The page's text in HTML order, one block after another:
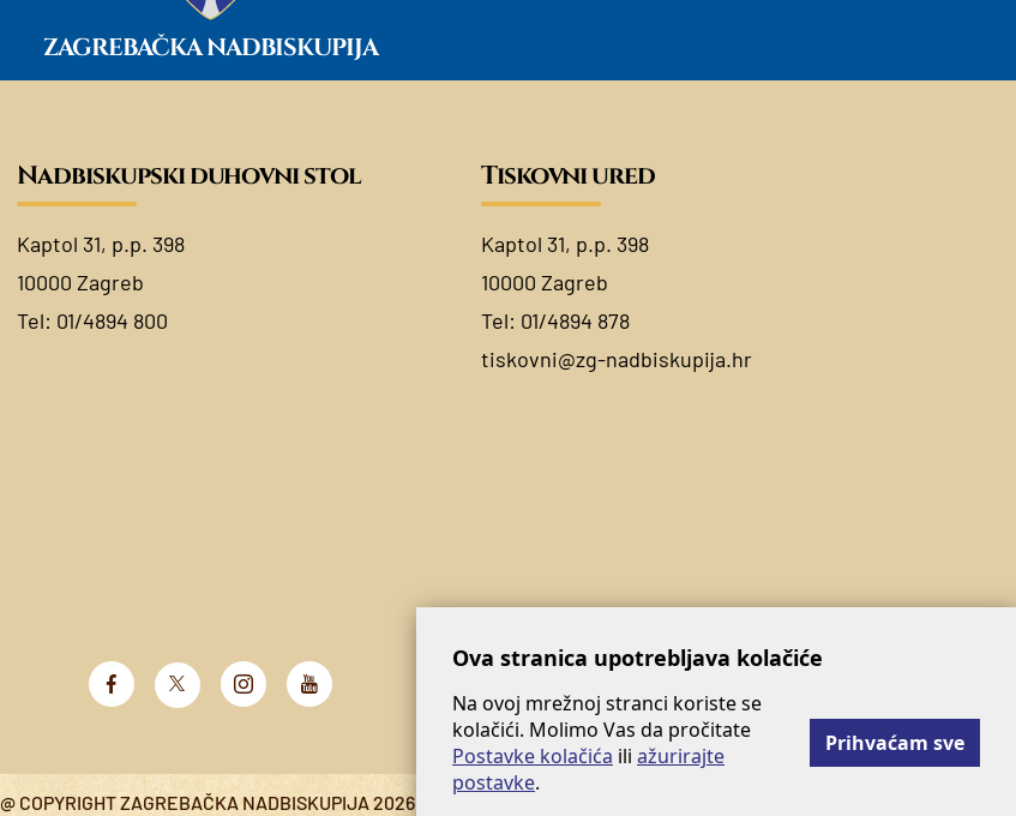
ZAGREBAČKA NADBISKUPIJA
Nadbiskupski duhovni stol
Kaptol 31, p.p. 398
10000 Zagreb
Tel: 01/4894 800
Tiskovni ured
Kaptol 31, p.p. 398
10000 Zagreb
Tel: 01/4894 878
tiskovni@zg-nadbiskupija.hr
@ COPYRIGHT ZAGREBAČKA NADBISKUPIJA 2026.
Ova stranica upotrebljava kolačiće
Na ovoj mrežnoj stranci koriste se
kolačići. Molimo Vas da pročitate
Postavke kolačića ili ažurirajte
postavke.
Prihvaćam sve